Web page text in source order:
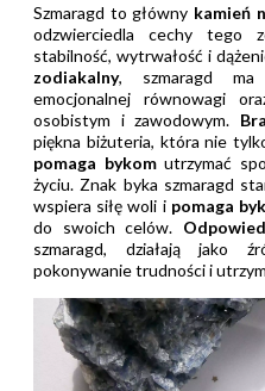
Szmaragd to główny kamień
odzwierciedla cechy tego
stabilność, wytrwałość i
zodiakalny, szmaragd ma
emocjonalnej równowagi
osobistym i zawodowym.
piękna biżuteria, która nie
pomaga bykomutrzymać
życiu. Znak byka szmaragd
wspiera siłę woli i pomaga
do swoich celów.
szmaragd, działają jako
pokonywanie trudności i